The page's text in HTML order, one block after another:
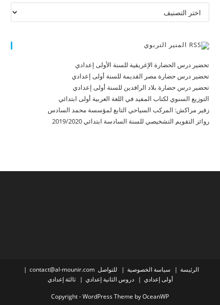
تصنيفات
المنير التربوي
تحضير درس الحضارة الإغريقية للسنة الأولى إعدادي
تحضير درس حضارة مصر القديمة للسنة أولى إعدادي
تحضير درس حضارة بلاد الرافدين للسنة أولى إعدادي
التوزيع السنوي لكتاب المفيد في اللغة العربية أولى ابتدائي
زفير مراكش: المركب السياحي التابع لمؤسسة محمد السادس
روائز التقويم التشخيصي للسنة السادسة ابتدائي 2019/2020
الرئيسة سياسة الخصوصية
للتواصل contact@al-mounir.com
أولى إعدادي
دروس الثانية إعدادي ثالثة إعدادي
Copyright - WordPress Theme by OceanWP